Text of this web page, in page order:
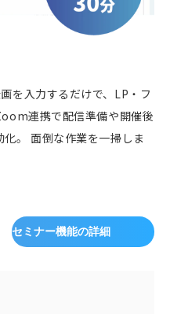
を入力するだけで、LP・フ
連携で配信準備や開催後
。 面倒な作業を一掃しま
セミナー機能の詳細